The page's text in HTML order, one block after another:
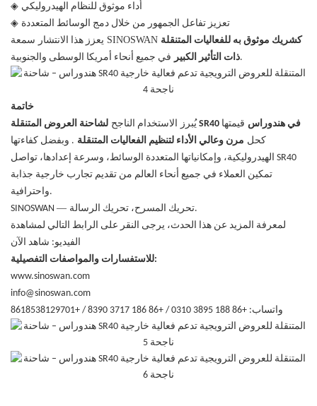
◈ أداء موثوق للنظام الهيدروليكي
◈ تعزيز تفاعل الجمهور من خلال دمج الوسائط المتعددة
يعزز هذا الانتشار سمعة SINOSWAN كشريك موثوق به للفعاليات المتنقلة
ذات التأثير الكبيرفي جميع أنحاء أمريكا الوسطى والجنوبية.
خاتمة
يُبرز الاستخدام الناجح لشاحنة العروض المتنقلة SR40 في هندوراس قيمتها
كحل مرن وعالي الأداء لتنظيم الفعاليات المتنقلة . وبفضل كفاءتها
الهيدروليكية، وإمكانياتها المتعددة الوسائط، وسرعة إعدادها، تواصل SR40
تمكين العملاء في جميع أنحاء العالم من تقديم تجارب خارجية جذابة
واحترافية.
SINOSWAN —
تحريك المسرح، تحريك الرسالة.
لمعرفة المزيد عن هذا الحدث، يرجى النقر على الرابط التالي لمشاهدة
الفيديو: شاهد الآن
للاستفسارات والمواصفات التفصيلية:
www.sinoswan.com
info@sinoswan.com
واتساب: +86 188 3895 0310 / +86 186 3717 8390 / +8618538129701